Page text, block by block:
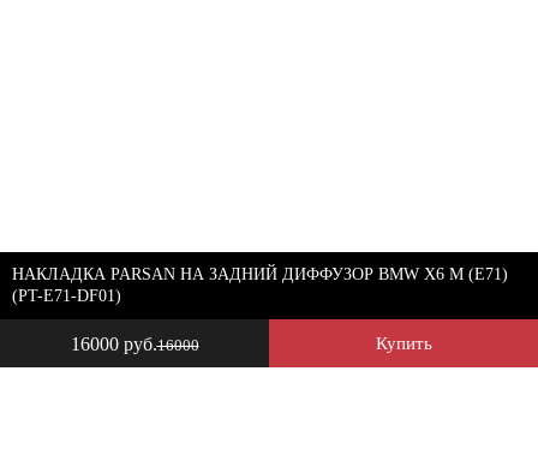
16000 руб.16000 Купить
НАКЛАДКА PARSAN НА ЗАДНИЙ ДИФФУЗОР BMW X6 M (E71)
(PT-E71-DF01)